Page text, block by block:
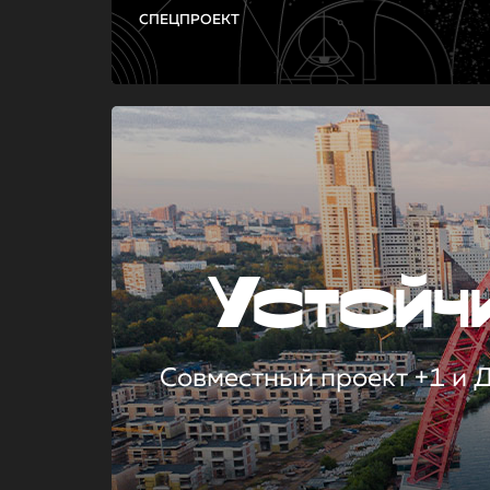
СПЕЦПРОЕКТ
Совместный проект +1 и